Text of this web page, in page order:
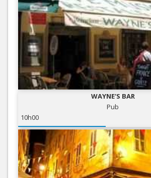
WAYNE'S BAR
Pub
10h00